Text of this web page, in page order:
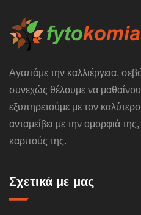
Αγαπάμε την καλλιέργεια,
συνεχώς θέλουμε να
εξυπηρετούμε με τον
ανταμείβει με την ομορφιά
καρπούς της.
Σχετικά με μας